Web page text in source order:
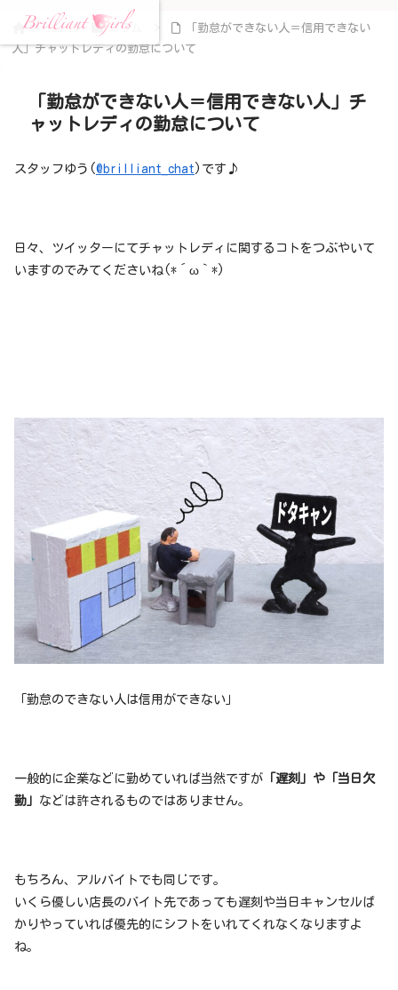
ホーム コラム
「勤怠ができない人＝信用できない
人」チャットレディの勤怠について
「勤怠ができない人＝信用できない人」チ
ャットレディの勤怠について
スタッフゆう(@brilliant_chat )です♪
日々、ツイッターにてチャットレディに関するコトをつぶやいて
いますのでみてくださいね(*´ω｀*)
「勤怠のできない人は信用ができない」
一般的に企業などに勤めていれば当然ですが 「遅刻」や「当日欠
勤」 などは許されるものではありません。
もちろん、アルバイトでも同じです。
いくら優しい店長のバイト先であっても遅刻や当日キャンセルば
かりやっていれば優先的にシフトをいれてくれなくなりますよ
ね。